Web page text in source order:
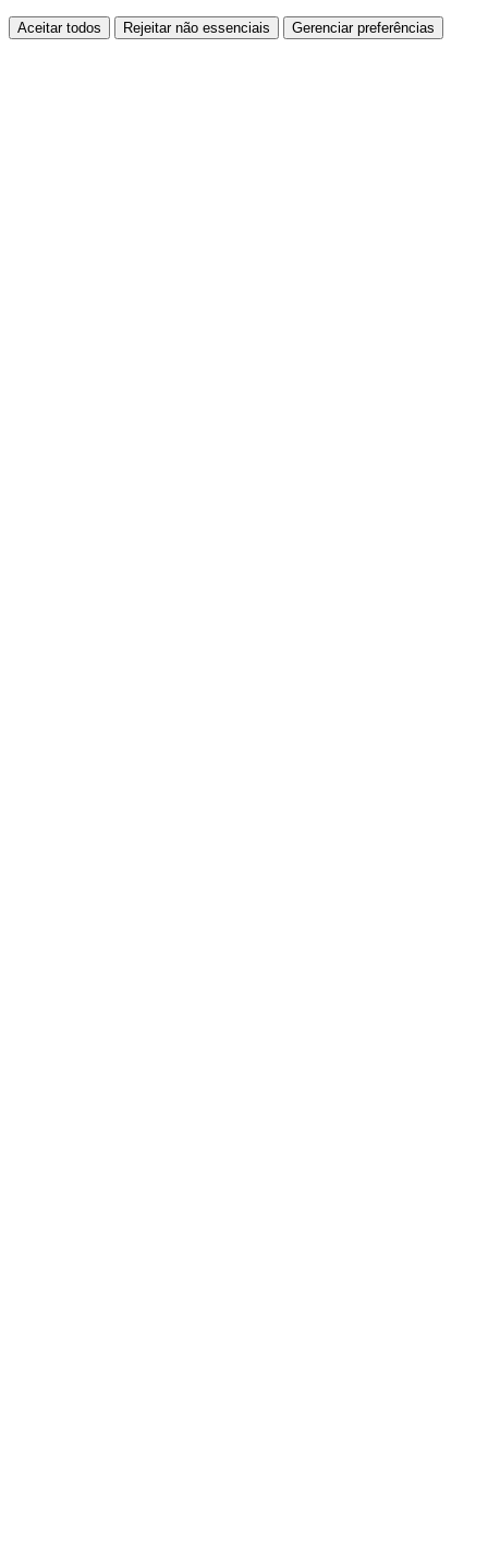
Aceitar todos Rejeitar não essenciais Gerenciar preferências